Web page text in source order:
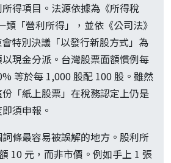
得項目。法源依據為《所得稅
「營利所得」，並依《公司法》
特別決議「以發行新股方式」為
現金分派。台灣股票面額慣例每
等於每 1,000 股配 100 股。雖然
「紙上股票」在稅務認定上仍是
須申報。
條最容易被誤解的地方。股利所
10 元，而非市價。例如手上 1 張